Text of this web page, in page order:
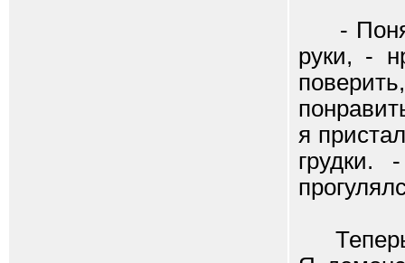
-
руки, -
я
грудки.
Теперь